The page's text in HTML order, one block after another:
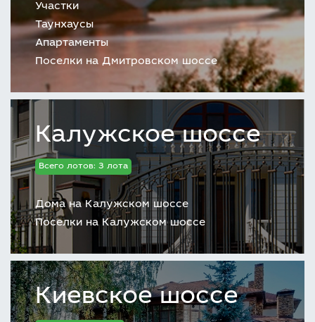
Участки
Таунхаусы
Апартаменты
Поселки на Дмитровском шоссе
Калужское шоссе
Всего лотов: 3 лота
Дома на Калужском шоссе
Поселки на Калужском шоссе
Киевское шоссе